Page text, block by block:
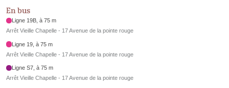
En bus
Ligne 19B, à 75 m
Arrêt Vieille Chapelle - 17 Avenue de la pointe rouge
Ligne 19, à 75 m
Arrêt Vieille Chapelle - 17 Avenue de la pointe rouge
Ligne S7, à 75 m
Arrêt Vieille Chapelle - 17 Avenue de la pointe rouge